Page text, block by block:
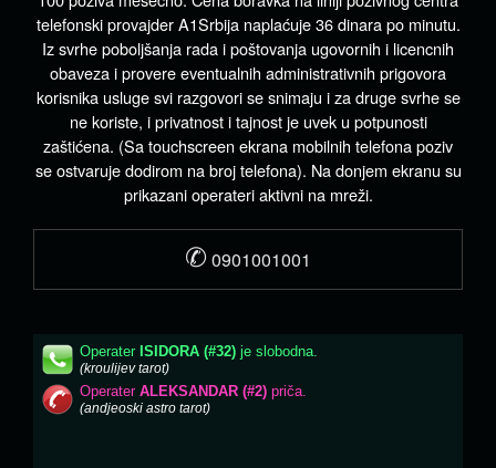
telefonski provajder A1Srbija naplaćuje 36 dinara po minutu.
Iz svrhe poboljšanja rada i poštovanja ugovornih i licencnih
obaveza i provere eventualnih administrativnih prigovora
korisnika usluge svi razgovori se snimaju i za druge svrhe se
ne koriste, i privatnost i tajnost je uvek u potpunosti
zaštićena. (Sa touchscreen ekrana mobilnih telefona poziv
se ostvaruje dodirom na broj telefona). Na donjem ekranu su
prikazani operateri aktivni na mreži.
✆ 0901001001